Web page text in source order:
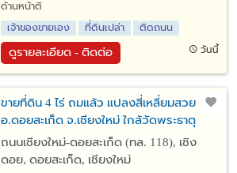
ด้านหน้าติ
เจ้าของขายเอง
ที่ดินเปล่า ติดถนน
ดูรายละเอียด - ติดต่อ วันนี้
ขายที่ดิน 4 ไร่ ถมแล้ว แปลงสี่เหลี่ยมสวย
อ.ดอยสะเก็ด จ.เชียงใหม่ ใกล้วัดพระธาตุ
ดอยสะเก็ด ใกล้เขื่อนแม่กวง
ถนนเชียงใหม่-ดอยสะเก็ด (ทล. 118), เชิง
ดอย, ดอยสะเก็ด, เชียงใหม่